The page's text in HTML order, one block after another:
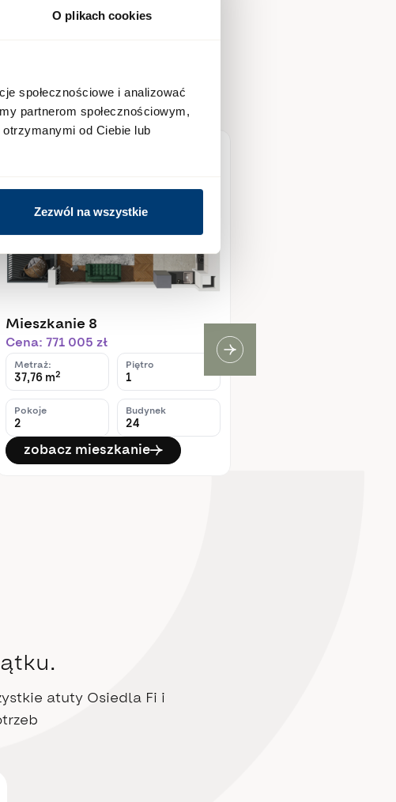
O plikach cookies
społecznościowe i analizować
partnerom społecznościowym,
od Ciebie lub
Zezwól na wszystkie
Mieszkanie 8
Cena: 771 005 zł
Metraż:
37,76 m2
Piętro
1
Pokoje
2
Budynek
24
zobacz mieszkanie
Mieszkanie 11
atuty Osiedla Fi i